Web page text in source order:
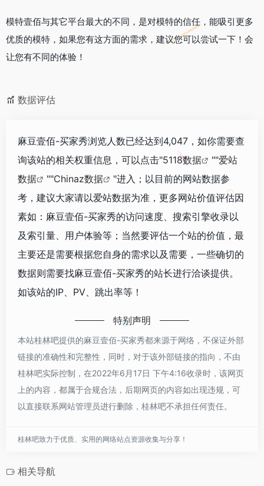
模特壹佰与其它平台最大的不同，是对模特的信任，能吸引更多
优质的模特，如果您有这方面的需求，建议您可以尝试一下！会
让您有不同的体验！
数据评估
麻豆壹佰-买家秀浏览人数已经达到4,047，如你需要查
询该站的相关权重信息，可以点击"5118数据 ""爱站
数据
""Chinaz数据
"进入；以目前的网站数据参
考，建议大家请以爱站数据为准，更多网站价值评估因
素如：麻豆壹佰-买家秀的访问速度、搜索引擎收录以
及索引量、用户体验等；当然要评估一个站的价值，最
主要还是需要根据您自身的需求以及需要，一些确切的
数据则需要找麻豆壹佰-买家秀的站长进行洽谈提供。
如该站的IP、PV、跳出率等！
特别声明
本站桂林吧提供的麻豆壹佰-买家秀都来源于网络，不保证外部
链接的准确性和完整性，同时，对于该外部链接的指向，不由
桂林吧实际控制，在2022年6月17日 下午4:16收录时，该网页
上的内容，都属于合规合法，后期网页的内容如出现违规，可
以直接联系网站管理员进行删除，桂林吧不承担任何责任。
桂林吧致力于优质、实用的网络站点资源收集与分享！
相关导航